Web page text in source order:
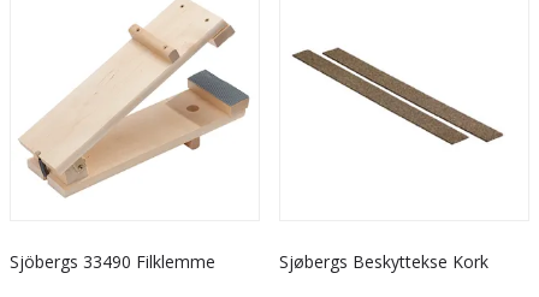
Sjöbergs 33490 Filklemme Sjøbergs Beskyttekse Kork